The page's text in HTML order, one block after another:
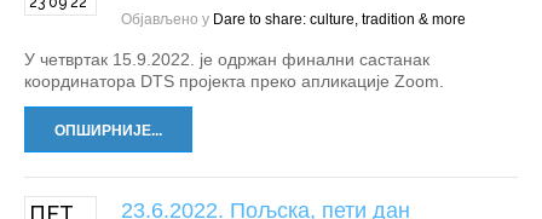
Објављено у Dare to share: culture, tradition & more
У четвртак 15.9.2022. је одржан финални састанак
координатора DTS пројекта преко апликације Zoom.
ОПШИРНИЈЕ...
ПЕТ 23.6.2022. Пољска, пети дан